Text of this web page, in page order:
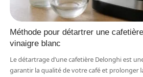
Méthode pour détartrer une
vinaigre blanc
Le détartrage d’une cafetière Delonghi est
garantir la qualité de votre café et prolonger